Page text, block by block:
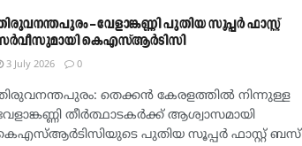
– വേളാങ്കണ്ണി പുതിയ സൂപ്പർ ഫാസ്റ്റ്
കെഎസ്ആർടിസി
3 July 2026
0
തെക്കൻ കേരളത്തിൽ നിന്നുള്ള
തീർത്ഥാടകർക്ക് ആശ്വാസമായി
പുതിയ സൂപ്പർ ഫാസ്റ്റ് ബസ്